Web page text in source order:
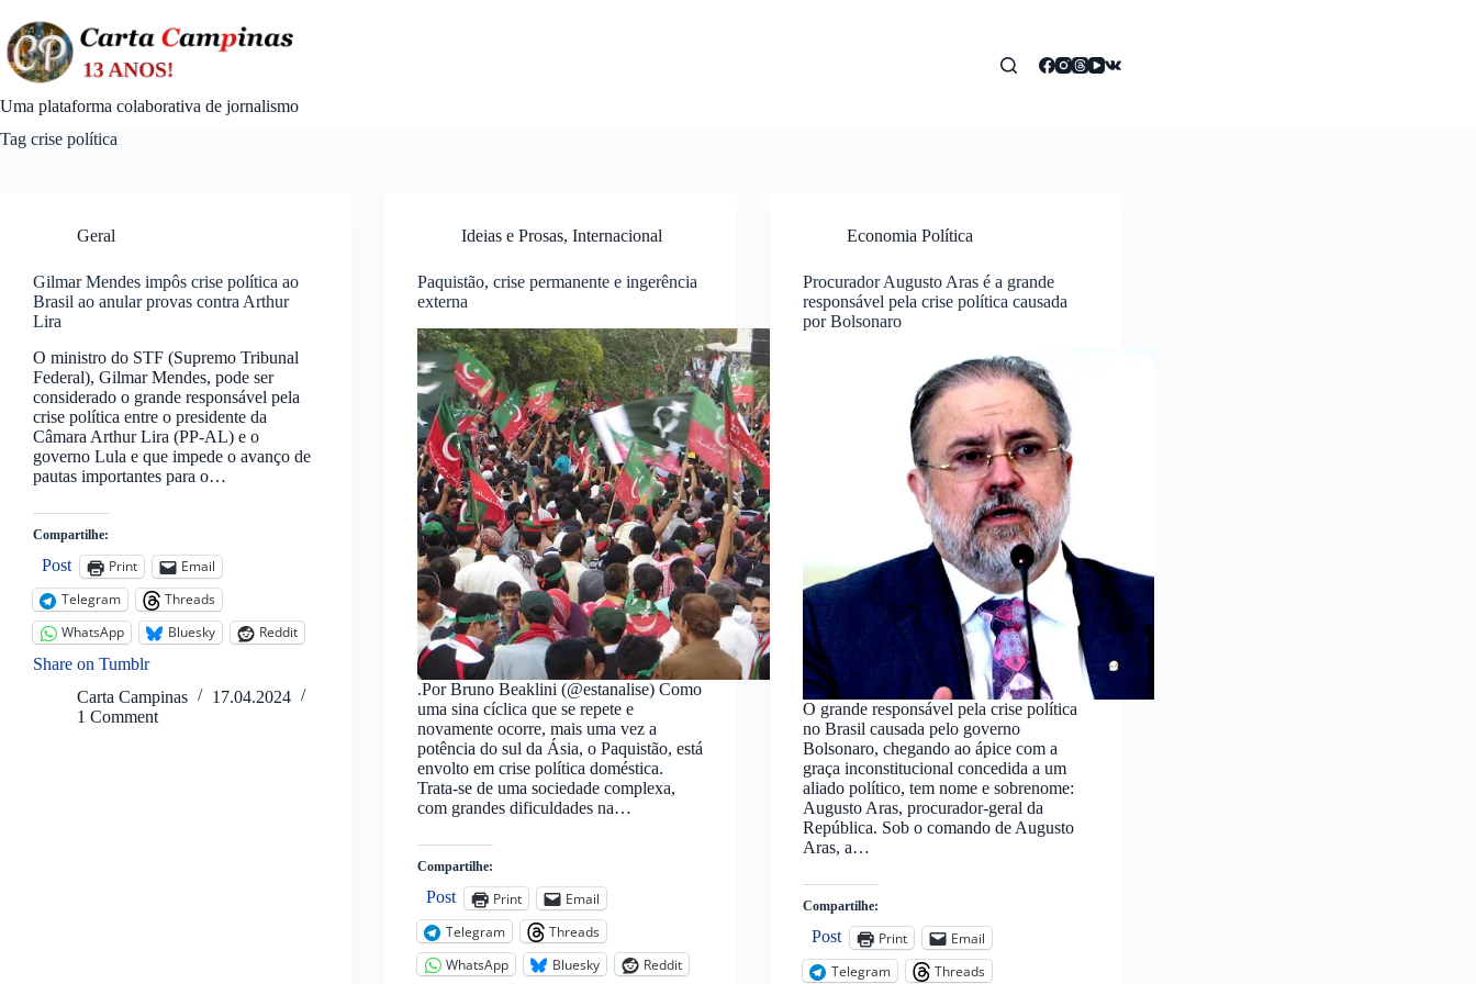
content
Uma plataforma colaborativa de jornalismo
Tag crise política
Geral
Gilmar Mendes impôs crise política ao
Brasil ao anular provas contra Arthur
Lira
O ministro do STF (Supremo Tribunal
Federal), Gilmar Mendes, pode ser
considerado o grande responsável pela
crise política entre o presidente da
Câmara Arthur Lira (PP-AL) e o
governo Lula e que impede o avanço de
pautas importantes para o…
Compartilhe:
Post Print
Email
Telegram
Threads
WhatsApp
Bluesky
Reddit
Share on Tumblr
Carta Campinas
17.04.2024
1 Comment
Ideias e Prosas,Internacional
Paquistão, crise permanente e ingerência
externa
.Por Bruno Beaklini (@estanalise) Como
uma sina cíclica que se repete e
novamente ocorre, mais uma vez a
potência do sul da Ásia, o Paquistão, está
envolto em crise política doméstica.
Trata-se de uma sociedade complexa,
com grandes dificuldades na…
Compartilhe:
Post Print
Email
Telegram
Threads
WhatsApp
Bluesky Reddit
Economia Política
Procurador Augusto Aras é a grande
responsável pela crise política causada
por Bolsonaro
O grande responsável pela crise política
no Brasil causada pelo governo
Bolsonaro, chegando ao ápice com a
graça inconstitucional concedida a um
aliado político, tem nome e sobrenome:
Augusto Aras, procurador-geral da
República. Sob o comando de Augusto
Aras, a…
Compartilhe:
Post Print
Email
Telegram
Threads